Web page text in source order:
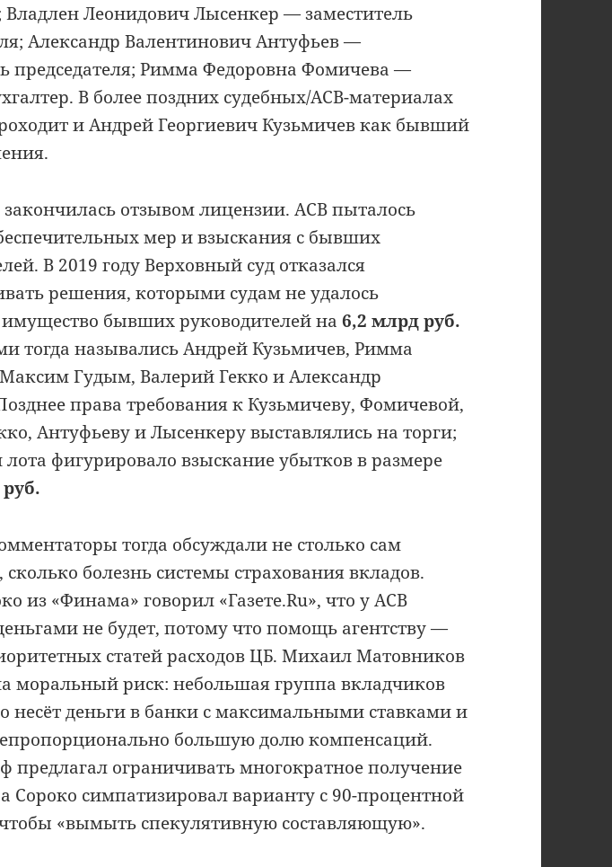
Владлен Леонидович Лысенкер — заместитель
Александр Валентинович Антуфьев —
председателя; Римма Федоровна Фомичева —
В более поздних судебных/АСВ-материалах
и Андрей Георгиевич Кузьмичев как бывший
отзывом лицензии. АСВ пыталось
мер и взыскания с бывших
В 2019 году Верховный суд отказался
решения, которыми судам не удалось
имущество бывших руководителей на6,2 млрд руб.
тогда назывались Андрей Кузьмичев, Римма
Гудым, Валерий Гекко и Александр
права требования к Кузьмичеву, Фомичевой,
Антуфьеву и Лысенкеру выставлялись на торги;
фигурировало взыскание убытков в размере
тогда обсуждали не столько сам
болезнь системы страхования вкладов.
из «Финама» говорил «Газете.Ru», что у АСВ
не будет, потому что помощь агентству —
статей расходов ЦБ. Михаил Матовников
моральный риск: небольшая группа вкладчиков
несёт деньги в банки с максимальными ставками и
большую долю компенсаций.
предлагал ограничивать многократное получение
Сороко симпатизировал варианту с 90-процентной
«вымыть спекулятивную составляющую».